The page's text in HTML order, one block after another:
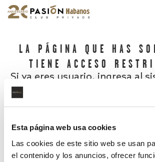
Esta página web usa cookies
Las cookies de este sitio web se usan
el contenido y los anuncios, ofrecer
LA PÁGINA QUE HAS
TIENE ACCESO
Si ya eres usuario, ingresa al